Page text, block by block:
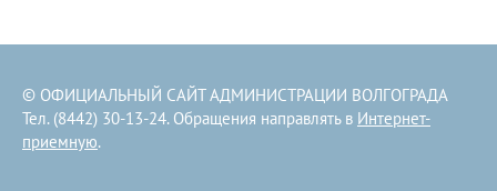
© ОФИЦИАЛЬНЫЙ САЙТ АДМИНИСТРАЦИИ ВОЛГОГРАДА
Тел. (8442) 30-13-24. Обращения направлять в Интернет-
приемную.